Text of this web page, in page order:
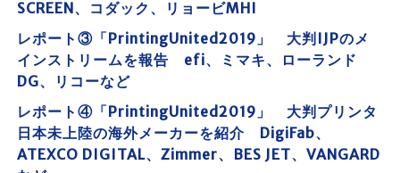
SCREEN、コダック、リョービMHI
レポート③「PrintingUnited2019」 大判IJPのメ
インストリームを報告 efi、ミマキ、ローランド
DG、リコーなど
レポート④「PrintingUnited2019」 大判プリンタ
日本未上陸の海外メーカーを紹介 DigiFab、
ATEXCO DIGITAL、Zimmer、BES JET、VANGARD